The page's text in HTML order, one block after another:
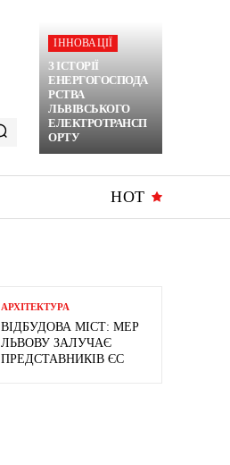
ІННОВАЦІЇ
З ІСТОРІЇ
ЕНЕРГОГОСПОДА
РСТВА
ЛЬВІВСЬКОГО
ЕЛЕКТРОТРАНСП
ОРТУ
HOT
АРХІТЕКТУРА
ВІДБУДОВА МІСТ: МЕР
ЛЬВОВУ ЗАЛУЧАЄ
ПРЕДСТАВНИКІВ ЄС